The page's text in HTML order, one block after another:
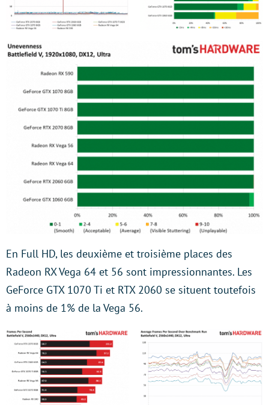
En Full HD, les deuxième et troisième places des
Radeon RX Vega 64 et 56 sont impressionnantes. Les
GeForce GTX 1070 Ti et RTX 2060 se situent toutefois
à moins de 1% de la Vega 56.